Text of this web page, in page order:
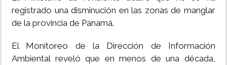
registrado una disminución en las zonas de manglar
de la provincia de Panamá.
El Monitoreo de la Dirección de Información
Ambiental reveló que en menos de una década,